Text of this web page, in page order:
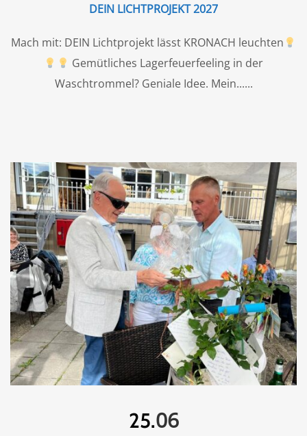
DEIN LICHTPROJEKT 2027
Mach mit: DEIN Lichtprojekt lässt KRONACH leuchten
Gemütliches Lagerfeuerfeeling in der
Waschtrommel? Geniale Idee. Mein...
25.06